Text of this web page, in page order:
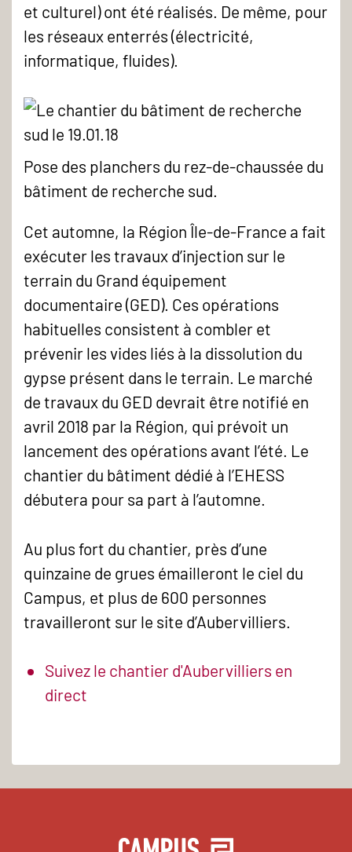
et culturel) ont été réalisés. De même, pour
les réseaux enterrés (électricité,
informatique, fluides).
Pose des planchers du rez-de-chaussée du
bâtiment de recherche sud.
Cet automne, la Région Île-de-France a fait
exécuter les travaux d’injection sur le
terrain du Grand équipement
documentaire (GED). Ces opérations
habituelles consistent à combler et
prévenir les vides liés à la dissolution du
gypse présent dans le terrain. Le marché
de travaux du GED devrait être notifié en
avril 2018 par la Région, qui prévoit un
lancement des opérations avant l’été. Le
chantier du bâtiment dédié à l’EHESS
débutera pour sa part à l’automne.
Au plus fort du chantier, près d’une
quinzaine de grues émailleront le ciel du
Campus, et plus de 600 personnes
travailleront sur le site d’Aubervilliers.
Suivez le chantier d'Aubervilliers en
direct